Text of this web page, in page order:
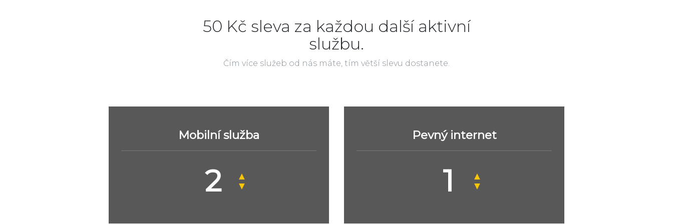
50 Kč sleva za každou další aktivní
službu.
Čím více služeb od nás máte, tím větší slevu dostanete.
Mobilní služba
▲
▼
Pevný internet
▲
▼